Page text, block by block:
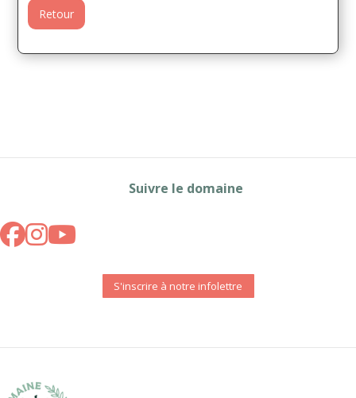
Retour
Suivre le domaine
S'inscrire à notre infolettre